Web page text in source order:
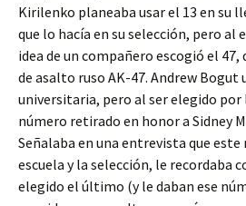
Kirilenko planeaba usar el 13 en su
que lo hacía en su selección, pero al
idea de un compañero escogió el
de asalto ruso AK-47. Andrew Bogut
universitaria, pero al ser elegido por
número retirado en honor a Sidney
Señalaba en una entrevista que este
escuela y la selección, le recordaba
elegido el último (y le daban ese